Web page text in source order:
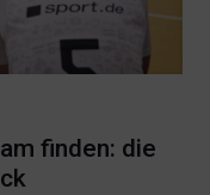
finden: die